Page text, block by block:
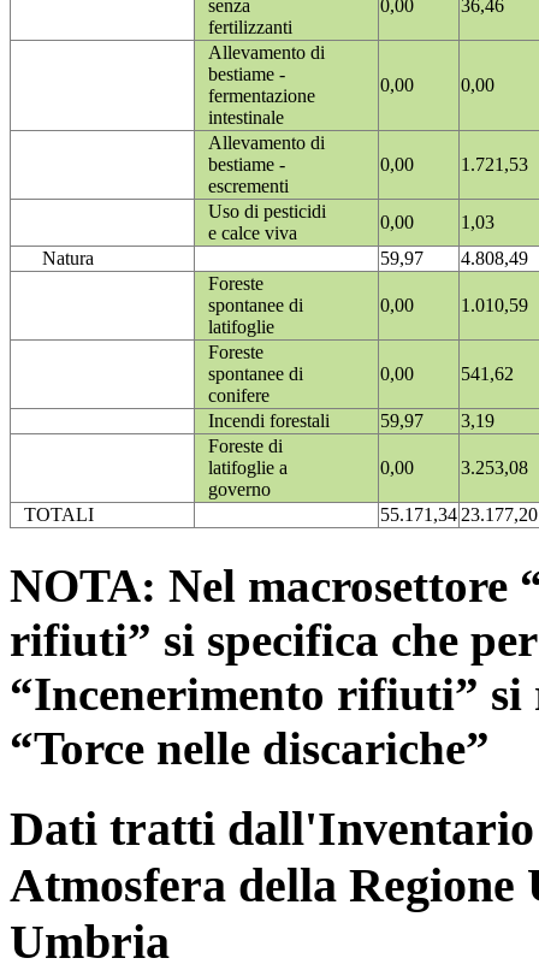
senza
fertilizzanti
0,00 36,46
Allevamento di
bestiame -
fermentazione
intestinale
0,00 0,00
Allevamento di
bestiame -
escrementi
0,00 1.721,53
Uso di pesticidi
e calce viva
0,00
1,03
Natura
59,97
4.808,49
Foreste
spontanee di
latifoglie
0,00 1.010,59
Foreste
spontanee di
conifere
0,00 541,62
Incendi forestali 59,97
3,19
Foreste di
latifoglie a
governo
0,00 3.253,08
TOTALI 55.171,3423.177,20
NOTA: Nel macrosettore
rifiuti” si specifica che
“Incenerimento rifiuti”
“Torce nelle discariche”
Dati tratti dall'Inventario
Atmosfera della
Umbria